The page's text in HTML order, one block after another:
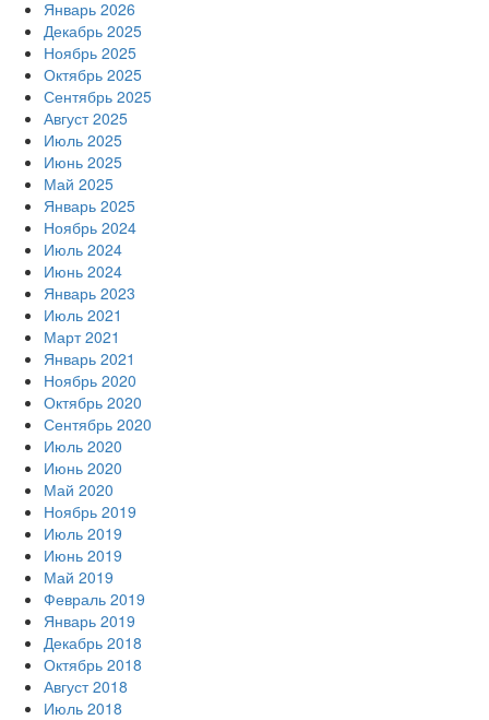
Январь 2026
Декабрь 2025
Ноябрь 2025
Октябрь 2025
Сентябрь 2025
Август 2025
Июль 2025
Июнь 2025
Май 2025
Январь 2025
Ноябрь 2024
Июль 2024
Июнь 2024
Январь 2023
Июль 2021
Март 2021
Январь 2021
Ноябрь 2020
Октябрь 2020
Сентябрь 2020
Июль 2020
Июнь 2020
Май 2020
Ноябрь 2019
Июль 2019
Июнь 2019
Май 2019
Февраль 2019
Январь 2019
Декабрь 2018
Октябрь 2018
Август 2018
Июль 2018